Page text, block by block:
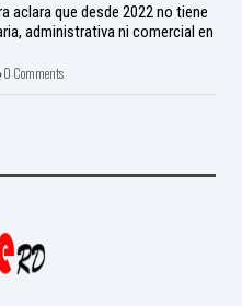
aclara que desde 2022 no tiene
administrativa ni comercial en
0 Comments